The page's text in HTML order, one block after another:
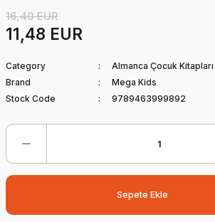
16,40 EUR
11,48 EUR
Category
Almanca Çocuk Kitapları
Brand
Mega Kids
Stock Code
9789463999892
Sepete Ekle